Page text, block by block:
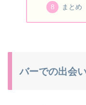
まとめ
バーでの出会